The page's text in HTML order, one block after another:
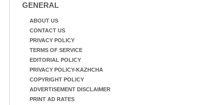
GENERAL
ABOUT US
CONTACT US
PRIVACY POLICY
TERMS OF SERVICE
EDITORIAL POLICY
PRIVACY POLICY-KAZHCHA
COPYRIGHT POLICY
ADVERTISEMENT DISCLAIMER
PRINT AD RATES